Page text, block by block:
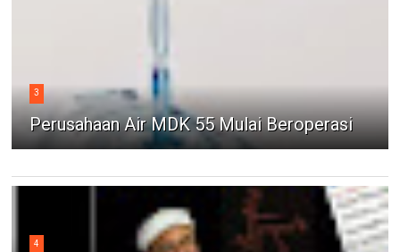
3
Perusahaan Air MDK 55 Mulai Beroperasi
4